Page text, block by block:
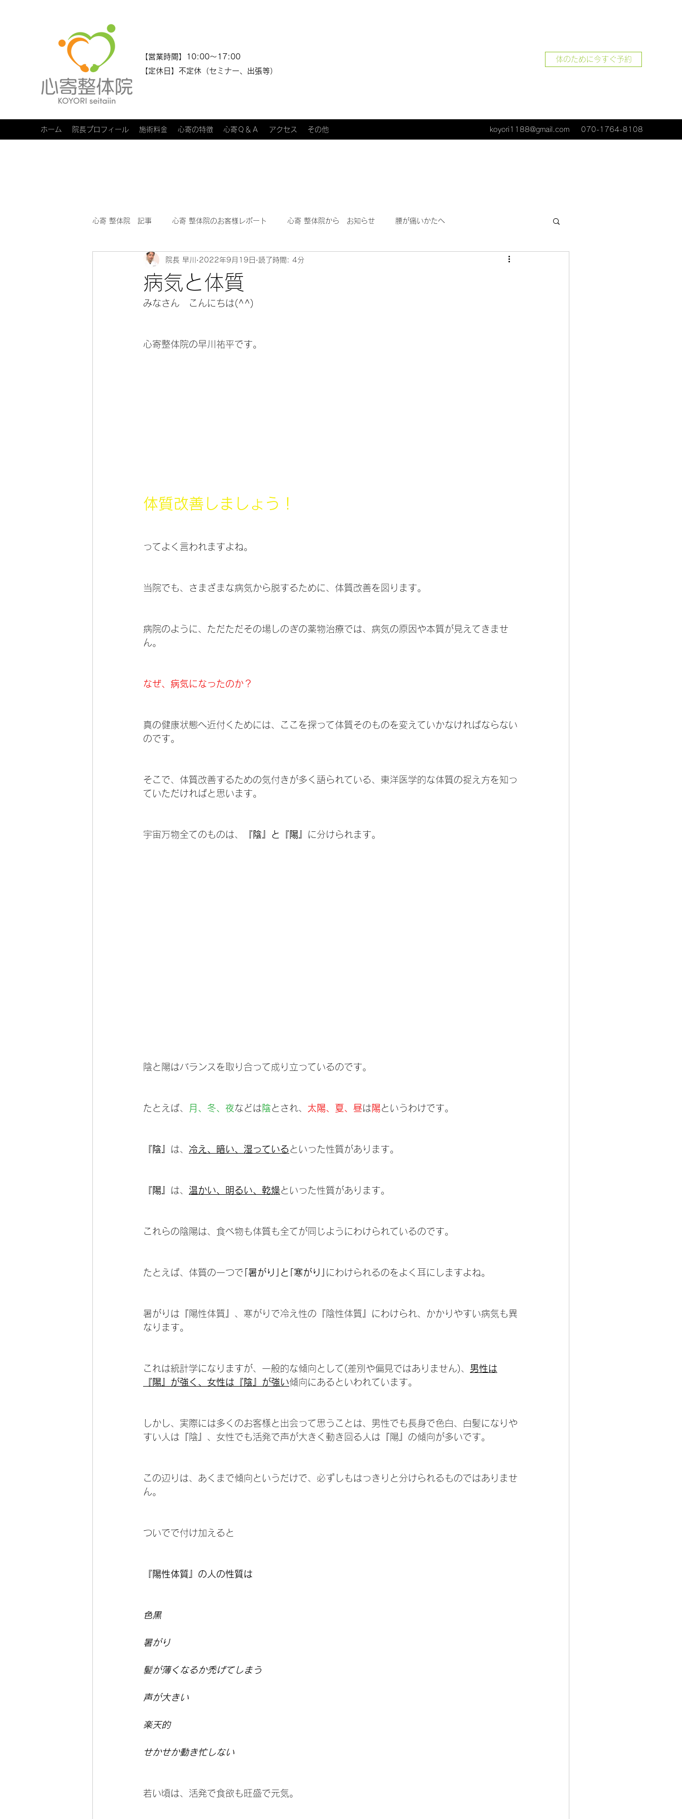
​​【営業時間】10:00～17:00
【定休日】不定休（セミナー、出張等）
体のために今すぐ予約
ホーム 院長プロフィール 施術料金 心寄の特徴 心寄Ｑ＆Ａ アクセス その他 koyori1188@gmail.com 070-1764-8108
心寄 整体院 記事 心寄 整体院のお客様レポート 心寄 整体院から お知らせ 腰が痛いかたへ
心寄 整体院 健康教室～身体のソムリエ～
病気と体質
院長 早川 2022年9月19日 読了時間: 4分
みなさん　こんにちは(^^)
心寄整体院の早川祐平です。
体質改善しましょう！
ってよく言われますよね。
当院でも、さまざまな病気から脱するために、体質改善を図ります。
病院のように、ただただその場しのぎの薬物治療では、病気の原因や本質が見えてきませ
ん。
なぜ、病気になったのか？
真の健康状態へ近付くためには、ここを探って体質そのものを変えていかなければならない
のです。
そこで、体質改善するための気付きが多く語られている、東洋医学的な体質の捉え方を知っ
ていただければと思います。
宇宙万物全てのものは、 『陰』と『陽』 に分けられます。
陰と陽はバランスを取り合って成り立っているのです。
たとえば、 月、冬、夜などは 陰とされ、 太陽、夏、昼は 陽というわけです。
『陰』 は、 冷え、暗い、湿っている といった性質があります。
『陽』 は、 温かい、明るい、乾燥といった性質があります。
これらの陰陽は、食べ物も体質も全てが同じようにわけられているのです。
たとえば、体質の一つで ｢暑がり｣と｢寒がり｣ にわけられるのをよく耳にしますよね。
暑がりは『陽性体質』、寒がりで冷え性の『陰性体質』にわけられ、かかりやすい病気も異
なります。
これは統計学になりますが、一般的な傾向として(差別や偏見ではありません)、 男性は
『陽』が強く、女性は『陰』が強い傾向にあるといわれています。
しかし、実際には多くのお客様と出会って思うことは、男性でも長身で色白、白髪になりや
すい人は『陰』、女性でも活発で声が大きく動き回る人は『陽』の傾向が多いです。
この辺りは、あくまで傾向というだけで、必ずしもはっきりと分けられるものではありませ
ん。
ついでで付け加えると
『陽性体質』の人の性質は
色黒
暑がり
髪が薄くなるか禿げてしまう
声が大きい
楽天的
せかせか動き忙しない
若い頃は、活発で食欲も旺盛で元気。